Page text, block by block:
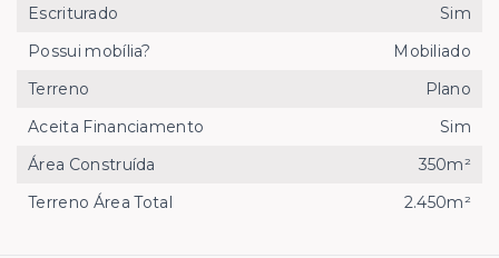
Escriturado
Sim
Possui mobília?
Mobiliado
Terreno
Plano
Aceita Financiamento
Sim
Área Construída
350m²
Terreno Área Total
2.450m²